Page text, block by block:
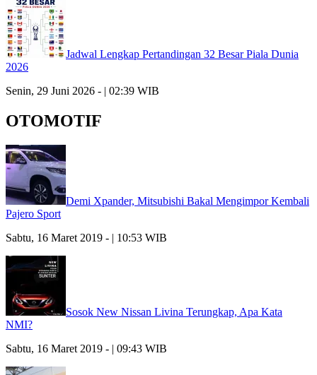
Jadwal Lengkap Pertandingan 32 Besar Piala Dunia
2026
Senin, 29 Juni 2026 - | 02:39 WIB
OTOMOTIF
Demi Xpander, Mitsubishi Bakal Mengimpor Kembali
Pajero Sport
Sabtu, 16 Maret 2019 - | 10:53 WIB
Sosok New Nissan Livina Terungkap, Apa Kata
NMI?
Sabtu, 16 Maret 2019 - | 09:43 WIB